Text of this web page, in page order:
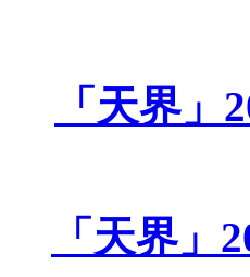
「天界
「天界